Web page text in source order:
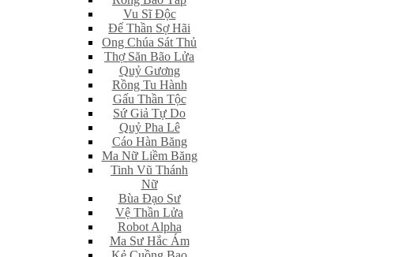
Vu Sĩ Độc
Đế Thần Sợ Hãi
Ong Chúa Sát Thủ
Thợ Săn Bão Lửa
Quỷ Gương
Rồng Tu Hành
Gấu Thần Tộc
Sứ Giả Tự Do
Quỷ Pha Lê
Cáo Hàn Băng
Ma Nữ Liềm Băng
Tinh Vũ Thánh
Nữ
Bùa Đạo Sư
Vệ Thần Lửa
Robot Alpha
Ma Sư Hắc Ám